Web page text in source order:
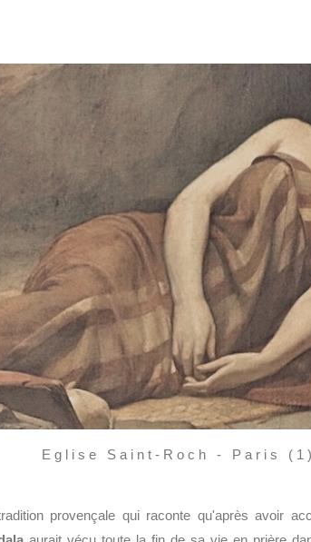
Eglise Saint-Roch - Paris (1)
provençale qui raconte qu'après avoir